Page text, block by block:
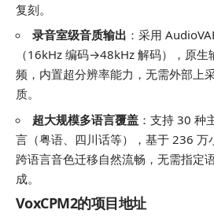
复刻。
录音室级音质输出 ：采用
（16kHz 编码→48kHz 解码），原
频，内置超分辨率能力，无需外部上
质。
超大规模多语言覆盖 ：支持 30 种
言（粤语、四川话等），基于 236 万
跨语言音色迁移自然流畅，无需指定
成。
VoxCPM2的项目地址